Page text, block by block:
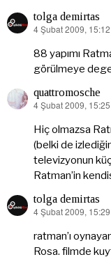
tolga demirtas
dedi
4 Şubat 2009, 15:12
88 yapımı
görülmeye
quattromosche
dedi
4 Şubat 2009, 15:25
Hiç olmazsa
(belki de
televizyonun
Ratman’in
tolga demirtas
dedi
4 Şubat 2009, 15:29
ratman’ı
Rosa. filmde